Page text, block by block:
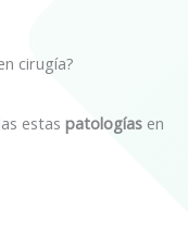
cirugía?
estas patologías en